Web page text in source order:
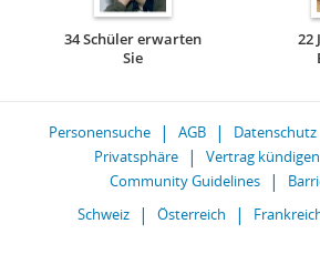
34 Schüler erwarten
Sie
22
Personensuche AGB Datenschutz
Privatsphäre
Vertrag kündigen
Community Guidelines
Schweiz
Österreich